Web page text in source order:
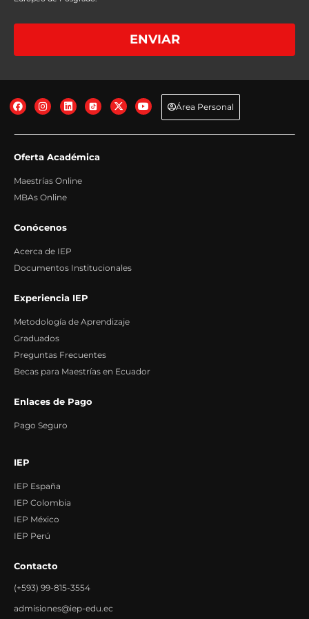
+info
interesado.+info
Destinatarios: No se comunican los datos salvo por obligación legal.
tal y como explicamos en la información adicional.+info
sobre Protección de Datos en nuestra página web:+info
ENVIAR
Área Personal
Oferta Académica
Maestrías Online
MBAs Online
Conócenos
Acerca de IEP
Documentos Institucionales
Experiencia IEP
Metodología de Aprendizaje
Graduados
Preguntas Frecuentes
Becas para Maestrías en Ecuador
Enlaces de Pago
Pago Seguro
IEP
IEP España
IEP Colombia
IEP México
IEP Perú
Contacto
(+593) 99-815-3554
admisiones@iep-edu.ec